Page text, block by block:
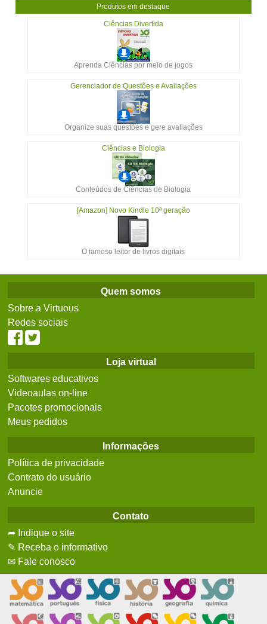
Produtos em destaque
Ciências Divertida
Aprenda Ciências por meio de jogos
Gerenciador de Questões e Avaliações
Organize suas questões e gere avaliações
Ciências e Biologia
Conteúdos de Ciências de Biologia
[Amazon] Novo Kindle 10ª geração
O famoso leitor de livros digitais
Quem somos
Sobre a Virtuous
Redes sociais
Loja virtual
Softwares educativos
Videoaulas on-line
Pacotes promocionais
Meus pedidos
Informações
Política de privacidade
Contrato do usuário
Anuncie
Contato
➦ Indique o site
✎ Receba o informativo
✉ Fale conosco